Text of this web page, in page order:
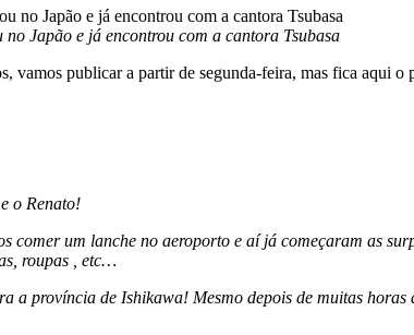
no Japão e já encontrou com a cantora Tsubasa
publicar a partir de segunda-feira, mas fica aqui
o Renato!
comer um lanche no aeroporto e aí já começaram as
roupas , etc…
a província de Ishikawa! Mesmo depois de muitas